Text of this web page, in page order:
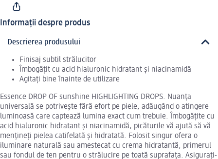
Informații despre produs
Descrierea produsului
Finisaj subtil strălucitor
Îmbogățit cu acid hialuronic hidratant și niacinamidă
Agitați bine înainte de utilizare
Essence DROP OF sunshine HIGHLIGHTING DROPS. Nuanța
universală se potrivește fără efort pe piele, adăugând o atingere
luminoasă care captează lumina exact cum trebuie. Îmbogățite cu
acid hialuronic hidratant și niacinamidă, picăturile vă ajută să vă
mențineți pielea catifelată și hidratată. Folosit singur ofera o
iluminare naturală sau amestecat cu crema hidratantă, primerul
sau fondul de ten pentru o strălucire pe toată suprafața. Asigurați-